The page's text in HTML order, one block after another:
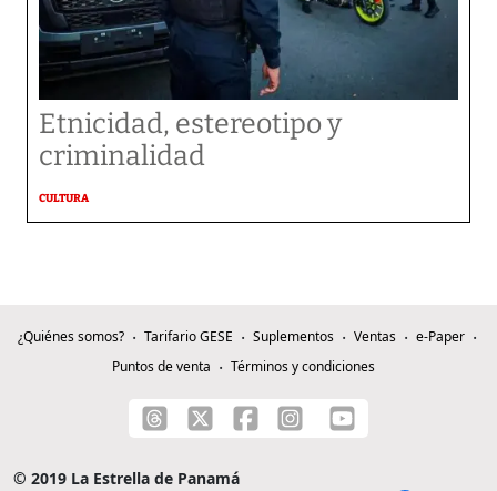
Etnicidad, estereotipo y
criminalidad
CULTURA
¿Quiénes somos? Tarifario GESE Suplementos Ventas
e-Paper
Puntos de venta
Términos y condiciones
© 2019 La Estrella de Panamá